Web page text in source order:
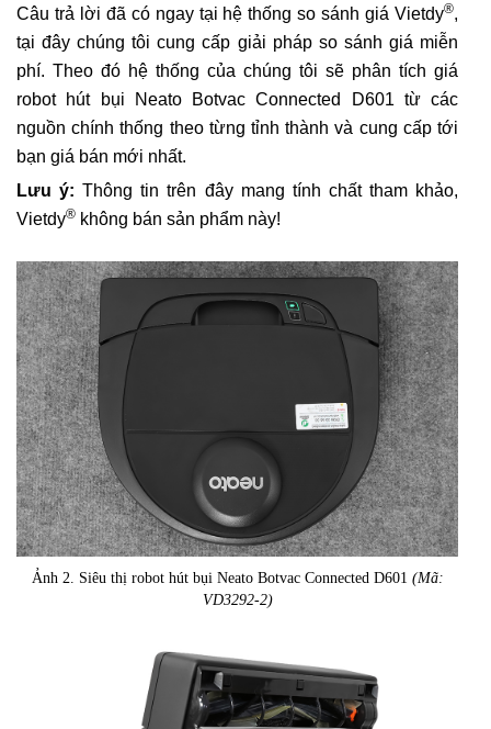
Câu trả lời đã có ngay tại hệ thống so sánh giá Vietdy®,
tại đây chúng tôi cung cấp giải pháp so sánh giá miễn
phí. Theo đó hệ thống của chúng tôi sẽ phân tích giá
robot hút bụi Neato Botvac Connected D601 từ các
nguồn chính thống theo từng tỉnh thành và cung cấp tới
bạn giá bán mới nhất.
Lưu ý: Thông tin trên đây mang tính chất tham khảo,
Vietdy® không bán sản phẩm này!
Ảnh 2. Siêu thị robot hút bụi Neato Botvac Connected D601 (Mã:
VD3292-2)